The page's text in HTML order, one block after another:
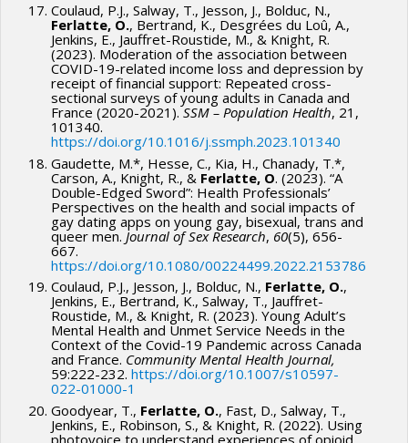
Coulaud, P.J., Salway, T., Jesson, J., Bolduc, N.,
Ferlatte, O., Bertrand, K., Desgrées du Loû, A.,
Jenkins, E., Jauffret-Roustide, M., & Knight, R.
(2023). Moderation of the association between
COVID-19-related income loss and depression by
receipt of financial support: Repeated cross-
sectional surveys of young adults in Canada and
France (2020-2021).SSM – Population Health, 21,
101340.
https://doi.org/10.1016/j.ssmph.2023.101340
Gaudette, M.*, Hesse, C., Kia, H., Chanady, T.*,
Carson, A., Knight, R., & Ferlatte, O. (2023). “A
Double-Edged Sword”: Health Professionals’
Perspectives on the health and social impacts of
gay dating apps on young gay, bisexual, trans and
queer men. Journal of Sex Research, 60(5), 656-
667.
https://doi.org/10.1080/00224499.2022.2153786
Coulaud, P.J., Jesson, J., Bolduc, N., Ferlatte, O.,
Jenkins, E., Bertrand, K., Salway, T., Jauffret-
Roustide, M., & Knight, R. (2023). Young Adult’s
Mental Health and Unmet Service Needs in the
Context of the Covid-19 Pandemic across Canada
and France. Community Mental Health Journal,
59:222-232. https://doi.org/10.1007/s10597-
022-01000-1
Goodyear, T., Ferlatte, O., Fast, D., Salway, T.,
Jenkins, E., Robinson, S., & Knight, R. (2022). Using
photovoice to understand experiences of opioid